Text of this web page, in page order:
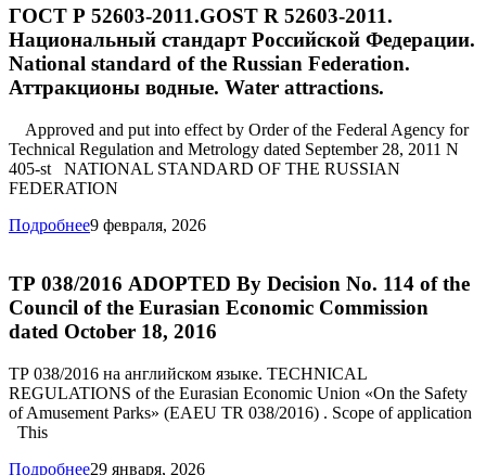
ГОСТ Р 52603-2011.GOST R 52603-2011.
Национальный стандарт Российской Федерации.
National standard of the Russian Federation.
Аттракционы водные. Water attractions.
Approved and put into effect by Order of the Federal Agency for
Technical Regulation and Metrology dated September 28, 2011 N
405-st NATIONAL STANDARD OF THE RUSSIAN
FEDERATION
Подробнее9 февраля, 2026
ТР 038/2016 ADOPTED By Decision No. 114 of the
Council of the Eurasian Economic Commission
dated October 18, 2016
ТР 038/2016 на английском языке. TECHNICAL
REGULATIONS of the Eurasian Economic Union «On the Safety
of Amusement Parks» (EAEU TR 038/2016) . Scope of application
This
Подробнее29 января, 2026